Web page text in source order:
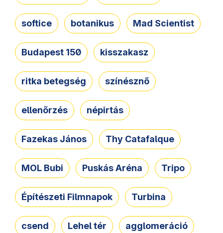
softice botanikus Mad Scientist
Budapest 150 kisszakasz
ritka betegség színésznő
ellenőrzés népirtás
Fazekas János Thy Catafalque
MOL Bubi Puskás Aréna Tripo
Építészeti Filmnapok Turbina
csend Lehel tér agglomeráció